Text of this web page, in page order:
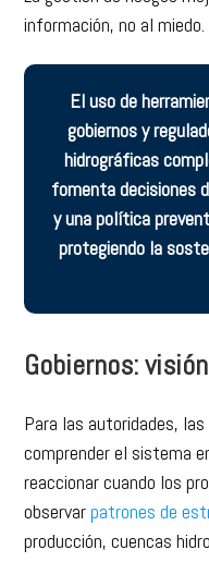
información, no al miedo.
El uso de
gobiernos y
hidrográficas
fomenta decisiones
y una política
protegiendo la
Gobiernos:
Para las autoridades,
comprender el sistema
reaccionar cuando los
observarpatrones de
producción, cuencas